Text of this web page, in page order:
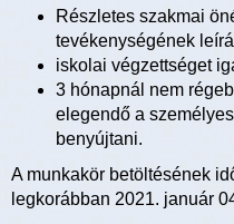
Részletes szakmai
tevékenységének
iskolai végzettséget
3 hónapnál nem
elegendő a
benyújtani.
A munkakör betöltésének
legkorábban 2021. január